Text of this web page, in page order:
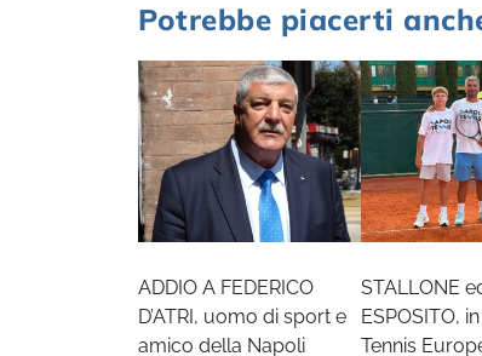
Potrebbe piacerti
ADDIO A FEDERICO
D’ATRI, uomo di sport e
amico della Napoli
STALLONE
ESPOSITO,
Tennis